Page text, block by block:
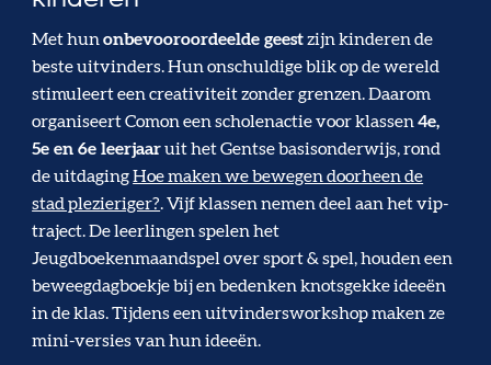
Met hunonbevooroordeelde geestzijn kinderen de
beste uitvinders. Hun onschuldige blik op de wereld
stimuleert een creativiteit zonder grenzen. Daarom
organiseert Comon een scholenactie voor klassen4e,
5e en 6e leerjaaruit het Gentse basisonderwijs, rond
de uitdagingHoe maken we bewegen doorheen de
stad plezieriger?. Vijf klassen nemen deel aan het vip-
traject. De leerlingen spelen het
Jeugdboekenmaandspel over sport & spel, houden een
beweegdagboekje bij en bedenken knotsgekke ideeën
in de klas. Tijdens een uitvindersworkshop maken ze
mini-versies van hun ideeën.